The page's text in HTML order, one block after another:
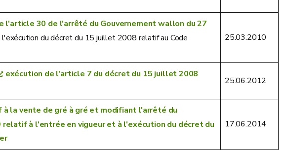
l'article 30 de l'arrêté du Gouvernement wallon du 27
du décret du 15 juillet 2008 relatif au Code
25.03.2010
exécution de l'article 7 du décret du 15 juillet 2008
25.06.2012
la vente de gré à gré et modifiant l'arrêté du
à l'entrée en vigueur et à l'exécution du décret du
17.06.2014